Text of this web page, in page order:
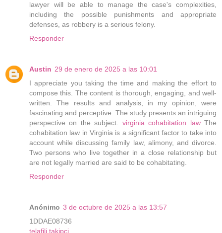
lawyer will be able to manage the case's complexities,
including the possible punishments and appropriate
defenses, as robbery is a serious felony.
Responder
Austin 29 de enero de 2025 a las 10:01
I appreciate you taking the time and making the effort to
compose this. The content is thorough, engaging, and well-
written. The results and analysis, in my opinion, were
fascinating and perceptive. The study presents an intriguing
perspective on the subject. virginia cohabitation lawThe
cohabitation law in Virginia is a significant factor to take into
account while discussing family law, alimony, and divorce.
Two persons who live together in a close relationship but
are not legally married are said to be cohabitating.
Responder
Anónimo 3 de octubre de 2025 a las 13:57
1DDAE08736
telafili takipçi